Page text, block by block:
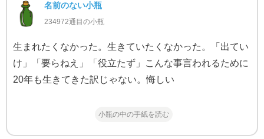
名前のない小瓶
234972通目の小瓶
生まれたくなかった。生きていたくなかった。「出てい
け」「要らねえ」「役立たず」こんな事言われるために
20年も生きてきた訳じゃない。悔しい
小瓶の中の手紙を読む